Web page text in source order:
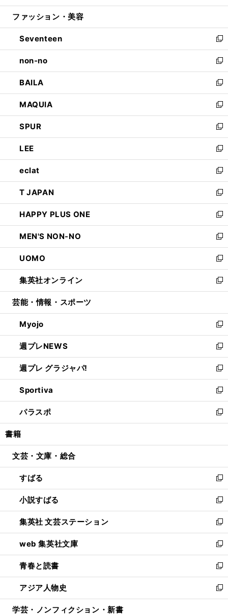
開
ウ
開
く
ン
ウ
で
開
く
ウ
ン
ド
ウ
で
開
く
ファッション・美容
Seventeen
新
し
い
ウ
ィ
ン
ド
ウ
で
開
く
non-no
新
し
い
ウ
ィ
ン
ド
ウ
で
開
く
BAILA
新
し
い
ウ
ィ
ン
ド
ウ
で
開
く
MAQUIA
新
し
い
ウ
ィ
ン
ド
ウ
で
開
く
SPUR
新
し
い
ウ
ィ
ン
ド
ウ
で
開
く
LEE
新
し
い
ウ
ィ
ン
ド
ウ
で
開
く
eclat
新
し
い
ウ
ィ
ン
ド
ウ
で
開
く
T JAPAN
新
し
い
ウ
ィ
ン
ド
ウ
で
開
HAPPY PLUS ONE
新
し
い
ウ
ィ
ン
ド
ウ
開
く
MEN'S NON-NO
新
し
い
ウ
ィ
ン
ウ
で
開
く
UOMO
新
し
い
ウ
ン
ド
ウ
で
開
く
集英社オンライン
新
し
ウ
ィ
ン
ド
ウ
で
開
く
芸能・情報・スポーツ
Myojo
新
し
い
ウ
ィ
ン
ド
ウ
で
開
週プレNEWS
新
し
い
ウ
ィ
ン
ド
ウ
開
週プレ グラジャパ!
新
し
い
ウ
ィ
ン
ウ
開
く
Sportiva
新
し
い
ウ
ン
ウ
で
開
く
パラスポ
新
し
ウ
ン
ド
ウ
で
開
く
書籍
文芸・文庫・総合
すばる
新
し
い
ウ
ィ
ン
ド
ウ
で
開
く
小説すばる
新
し
い
ウ
ィ
ン
ド
ウ
で
開
集英社 文芸ステーション
新
し
い
ウ
ィ
ン
ド
ウ
web 集英社文庫
新
し
い
ウ
ィ
ン
青春と読書
新
し
い
ウ
アジア人物史
新
し
学芸・ノンフィクション・新書